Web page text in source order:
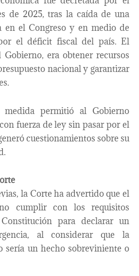
de 2025, tras la caída de una
en el Congreso y en medio de
el déficit fiscal del país. El
Gobierno, era obtener recursos
nacional y garantizar
medida permitió al Gobierno
fuerza de ley sin pasar por el
cuestionamientos sobre su
la Corte ha advertido que el
cumplir con los requisitos
para declarar un
al considerar que la
sería un hecho sobreviniente o